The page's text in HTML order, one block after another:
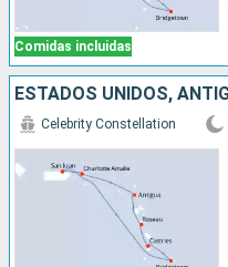
Comidas incluidas
Celebrity Constellation